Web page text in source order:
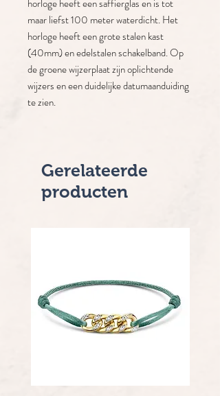
horloge heeft een saffierglas en is tot
maar liefst 100 meter waterdicht. Het
horloge heeft een grote stalen kast
(40mm) en edelstalen schakelband. Op
de groene wijzerplaat zijn oplichtende
wijzers en een duidelijke datumaanduiding
te zien.
Gerelateerde
producten